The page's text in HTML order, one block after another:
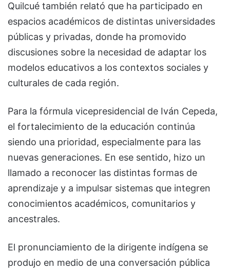
Quilcué también relató que ha participado en
espacios académicos de distintas universidades
públicas y privadas, donde ha promovido
discusiones sobre la necesidad de adaptar los
modelos educativos a los contextos sociales y
culturales de cada región.
Para la fórmula vicepresidencial de Iván Cepeda,
el fortalecimiento de la educación continúa
siendo una prioridad, especialmente para las
nuevas generaciones. En ese sentido, hizo un
llamado a reconocer las distintas formas de
aprendizaje y a impulsar sistemas que integren
conocimientos académicos, comunitarios y
ancestrales.
El pronunciamiento de la dirigente indígena se
produjo en medio de una conversación pública